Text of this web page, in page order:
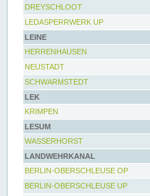
DREYSCHLOOT
LEDASPERRWERK UP
LEINE
HERRENHAUSEN
NEUSTADT
SCHWARMSTEDT
LEK
KRIMPEN
LESUM
WASSERHORST
LANDWEHRKANAL
BERLIN-OBERSCHLEUSE OP
BERLIN-OBERSCHLEUSE UP